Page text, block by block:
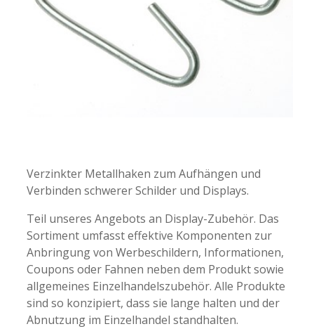
Verzinkter Metallhaken zum Aufhängen und
Verbinden schwerer Schilder und Displays.
Teil unseres Angebots an Display-Zubehör. Das
Sortiment umfasst effektive Komponenten zur
Anbringung von Werbeschildern, Informationen,
Coupons oder Fahnen neben dem Produkt sowie
allgemeines Einzelhandelszubehör. Alle Produkte
sind so konzipiert, dass sie lange halten und der
Abnutzung im Einzelhandel standhalten.